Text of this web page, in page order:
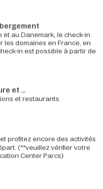
au Danemark, le check-in
les domaines en France, en
in est possible à partir de
et …
et restaurants.
profitez encore des activités
(**veuillez vérifier votre
Center Parcs)